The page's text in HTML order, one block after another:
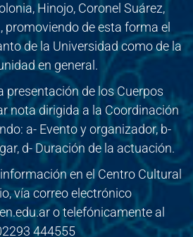
Hinojo, Coronel Suárez,
promoviendo de esta forma el
de la Universidad como de la
en general.
presentación de los Cuerpos
nota dirigida a la Coordinación
a- Evento y organizador, b-
d- Duración de la actuación.
en el Centro Cultural
vía correo electrónico
o telefónicamente al
444555